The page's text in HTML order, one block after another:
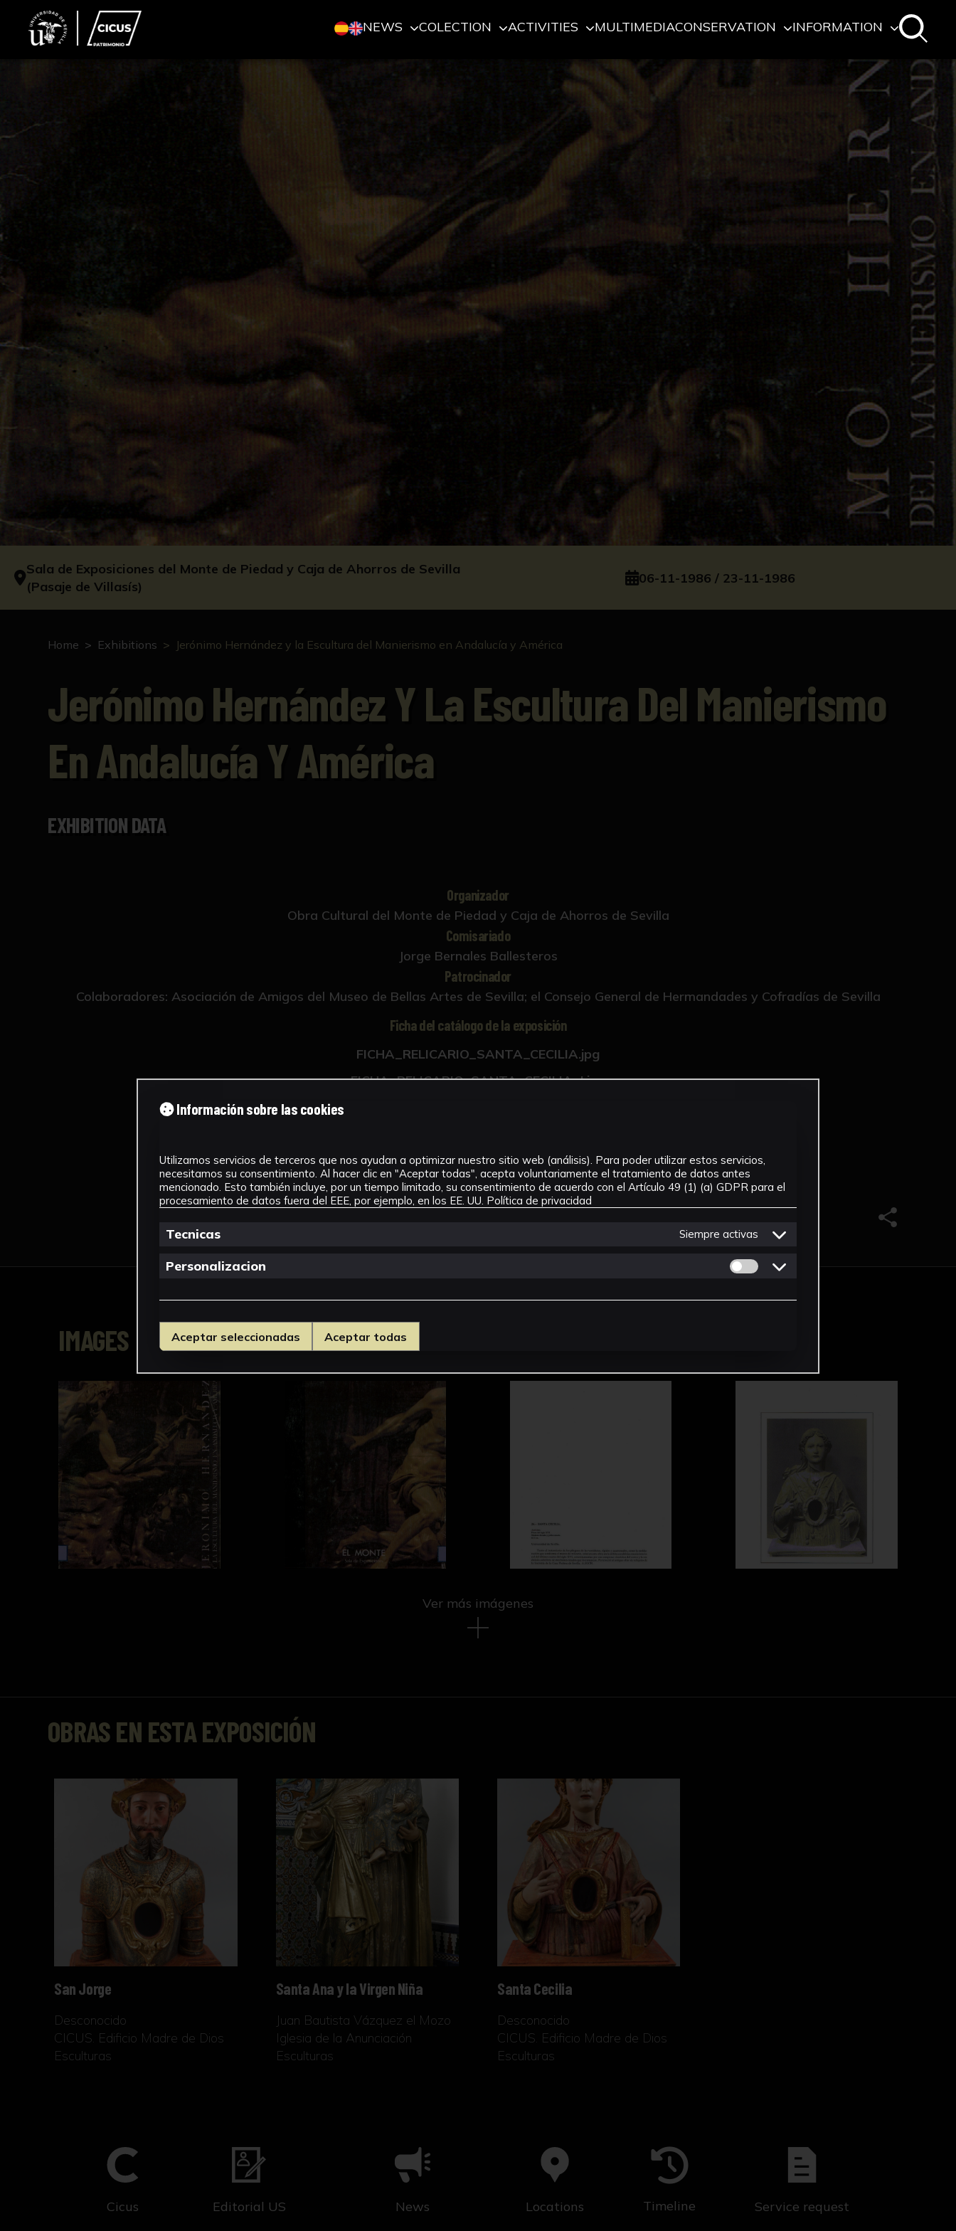
NEWS COLECTION ACTIVITIES MULTIMEDIACONSERVATION INFORMATION
Sala de Exposiciones del Monte de Piedad y Caja de Ahorros de Sevilla
(Pasaje de Villasís)
06-11-1986 / 23-11-1986
Home Exhibitions Jerónimo Hernández y la Escultura del Manierismo en Andalucía y América
Jerónimo Hernández Y La Escultura Del Manierismo
En Andalucía Y América
EXHIBITION DATA
Organizador
Obra Cultural del Monte de Piedad y Caja de Ahorros de Sevilla
Comisariado
Jorge Bernales Ballesteros
Patrocinador
Colaboradores: Asociación de Amigos del Museo de Bellas Artes de Sevilla; el Consejo General de Hermandades y Cofradías de Sevilla
Ficha del catálogo de la exposición
FICHA_RELICARIO_SANTA_CECILIA.jpg
FICHA_RELICARIO_SANTA_CECILIA_I.jpg
FICHA_SANTA_ANA_Y_LA_VIRGEN.jpg
FICHA_SANTA_ANA_Y_LA_VIRGEN_I.jpg
Compartir
IMAGES
Ver más imágenes
OBRAS EN ESTA EXPOSICIÓN
San Jorge
San Jorge
Desconocido
CICUS. Edificio Madre de Dios
Esculturas
Santa Ana y la Virgen Niña
Santa Ana y la Virgen Niña
Juan Bautista Vázquez el Mozo
Iglesia de la Anunciación
Esculturas
Santa Cecilia
Santa Cecilia
Desconocido
CICUS. Edificio Madre de Dios
Esculturas
Cicus Editorial US News Locations Timeline Service request
Información sobre las cookies
Utilizamos servicios de terceros que nos ayudan a optimizar nuestro sitio web (análisis). Para poder utilizar estos servicios,
necesitamos su consentimiento. Al hacer clic en "Aceptar todas", acepta voluntariamente el tratamiento de datos antes
mencionado. Esto también incluye, por un tiempo limitado, su consentimiento de acuerdo con el Artículo 49 (1) (a) GDPR para el
procesamiento de datos fuera del EEE, por ejemplo, en los EE. UU. Política de privacidad
Tecnicas Siempre activas
Personalizacion Permitir cookies de Personalizacion
Aceptar seleccionadas Aceptar todas